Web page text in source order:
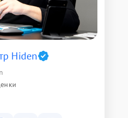
Hiden